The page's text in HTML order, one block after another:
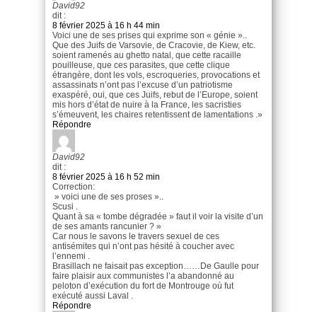
David92
dit :
8 février 2025 à 16 h 44 min
Voici une de ses prises qui exprime son « génie »..
Que des Juifs de Varsovie, de Cracovie, de Kiew, etc.
soient ramenés au ghetto natal, que cette racaille
pouilleuse, que ces parasites, que cette clique
étrangère, dont les vols, escroqueries, provocations et
assassinats n’ont pas l’excuse d’un patriotisme
exaspéré, oui, que ces Juifs, rebut de l’Europe, soient
mis hors d’état de nuire à la France, les sacristies
s’émeuvent, les chaires retentissent de lamentations .»
Répondre
David92
dit :
8 février 2025 à 16 h 52 min
Correction:
» voici une de ses proses »..
Scusi .
Quant à sa « tombe dégradée » faut il voir la visite d’un
de ses amants rancunier ? »
Car nous le savons le travers sexuel de ces
antisémites qui n’ont pas hésité à coucher avec
l’ennemi .
Brasillach ne faisait pas exception……De Gaulle pour
faire plaisir aux communistes l’a abandonné au
peloton d’exécution du fort de Montrouge où fut
exécuté aussi Laval .
Répondre